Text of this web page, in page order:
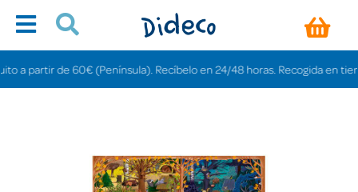
partir de 60€ (Península). Recíbelo en 24/48 horas. Recogida en tiendas